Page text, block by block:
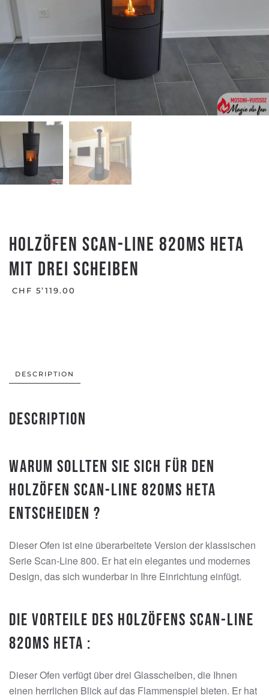
Holzöfen SCAN-LINE 820MS HETA
mit drei Scheiben
CHF 5’119.00
DESCRIPTION
Description
Warum sollten Sie sich für den
Holzöfen Scan-Line 820MS Heta
entscheiden ?
Dieser Ofen ist eine überarbeitete Version der klassischen
Serie Scan-Line 800. Er hat ein elegantes und modernes
Design, das sich wunderbar in Ihre Einrichtung einfügt.
Die Vorteile des Holzöfens Scan-Line
820MS Heta :
Dieser Ofen verfügt über drei Glasscheiben, die Ihnen
einen herrlichen Blick auf das Flammenspiel bieten. Er hat